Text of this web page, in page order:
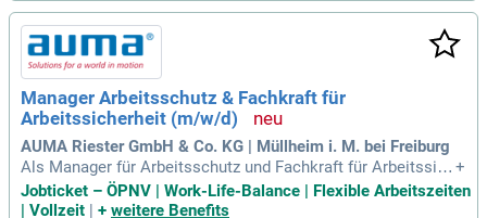
il. Fundierte Kenntnisse der gesetzlichen Vorschriften sowie
sicherer Umgang mit MS Office sind ebenfalls erforderlich.
Profitieren Sie von attraktiven Sozialleistungen, Weiterbildu
ngsmöglichkeiten und der Gelegenheit, in einem globalen U
mfeld zu arbeiten. Erleben Sie ein angenehmes Arbeitsklima
mit leistungsgerechter Vergütung und Mitarbeiterrabatten.
Manager Arbeitsschutz & Fachkraft für
Arbeitssicherheit (m/w/d)
AUMA Riester GmbH & Co. KG | Müllheim i. M. bei Freiburg
Als Manager für Arbeitsschutz und Fachkraft für Arbeitssich
erheit (m/w/d) entwickeln Sie ein effektives Arbeits- und Ge
sundheitsschutzmanagement für die AUMA Gruppe. Ihre Ha
+
Jobticket – ÖPNV | Work-Life-Balance | Flexible Arbeitszeiten
| Vollzeit | + weitere Benefits